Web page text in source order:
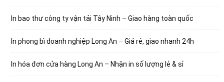
In bao thư công ty vận tải Tây Ninh – Giao hàng toàn quốc
In phong bì doanh nghiệp Long An – Giá rẻ, giao nhanh 24h
In hóa đơn cửa hàng Long An – Nhận in số lượng lẻ & sỉ